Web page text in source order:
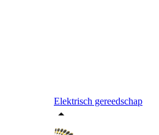
Elektrisch gereedschap